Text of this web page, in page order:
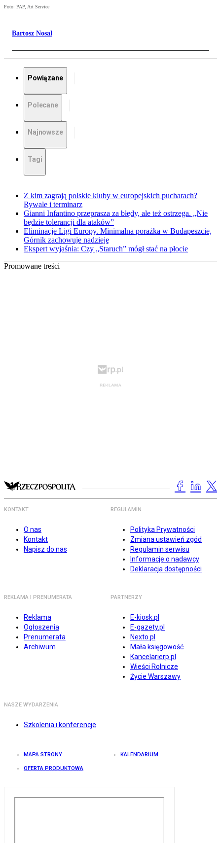
Foto: PAP, Art Service
Bartosz Nosal
Powiązane
Polecane
Najnowsze
Tagi
Z kim zagrają polskie kluby w europejskich pucharach?
Rywale i terminarz
Gianni Infantino przeprasza za błędy, ale też ostrzega. „Nie
będzie tolerancji dla ataków”
Eliminacje Ligi Europy. Minimalna porażka w Budapeszcie,
Górnik zachowuje nadzieję
Ekspert wyjaśnia: Czy „Staruch” mógł stać na płocie
Promowane treści
KONTAKT
O nas
Kontakt
Napisz do nas
REGULAMIN
Polityka Prywatności
Zmiana ustawień zgód
Regulamin serwisu
Informacje o nadawcy
Deklaracja dostępności
REKLAMA I PRENUMERATA
Reklama
Ogłoszenia
Prenumerata
Archiwum
PARTNERZY
E-kiosk.pl
E-gazety.pl
Nexto.pl
Mała księgowość
Kancelarierp.pl
Wieści Rolnicze
Życie Warszawy
NASZE WYDARZENIA
Szkolenia i konferencje
MAPA STRONY KALENDARIUM
OFERTA PRODUKTOWA